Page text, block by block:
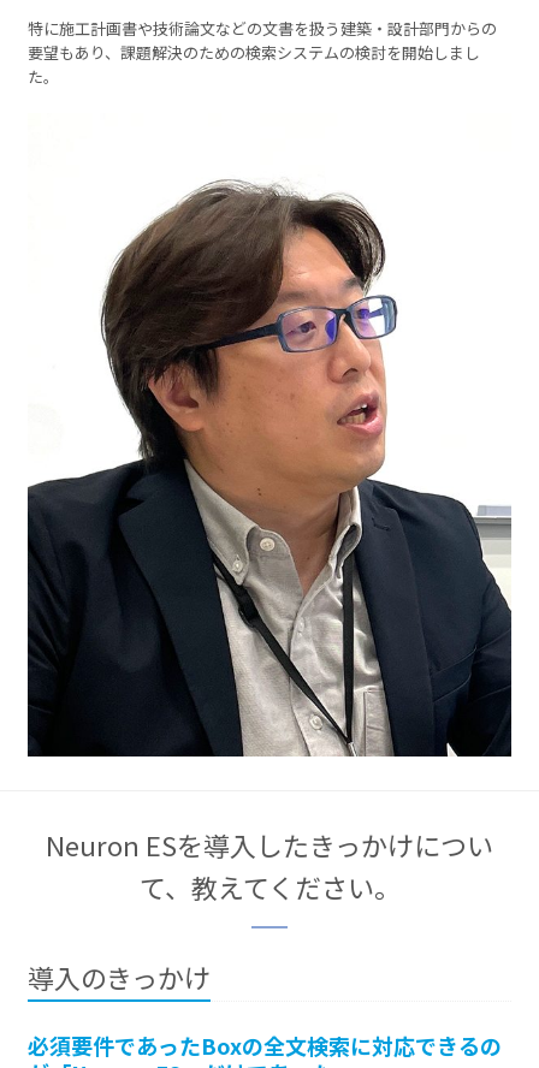
特に施工計画書や技術論文などの文書を扱う建築・設計部門からの
要望もあり、課題解決のための検索システムの検討を開始しまし
た。
Neuron ESを導入したきっかけについ
て、教えてください。
導入のきっかけ
必須要件であったBoxの全文検索に対応できるの